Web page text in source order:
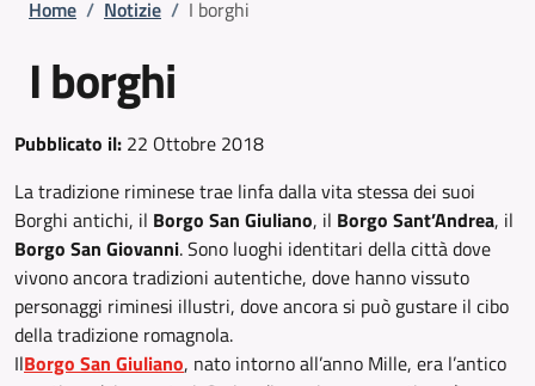
Home / Notizie / I borghi
I borghi
Pubblicato il: 22 Ottobre 2018
La tradizione riminese trae linfa dalla vita stessa dei suoi
Borghi antichi, il Borgo San Giuliano, il Borgo Sant’Andrea, il
Borgo San Giovanni. Sono luoghi identitari della città dove
vivono ancora tradizioni autentiche, dove hanno vissuto
personaggi riminesi illustri, dove ancora si può gustare il cibo
della tradizione romagnola.
IlBorgo San Giuliano, nato intorno all’anno Mille, era l’antico